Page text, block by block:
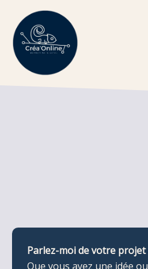
contenu
Parlez-moi de votre projet
Que vous ayez une idée